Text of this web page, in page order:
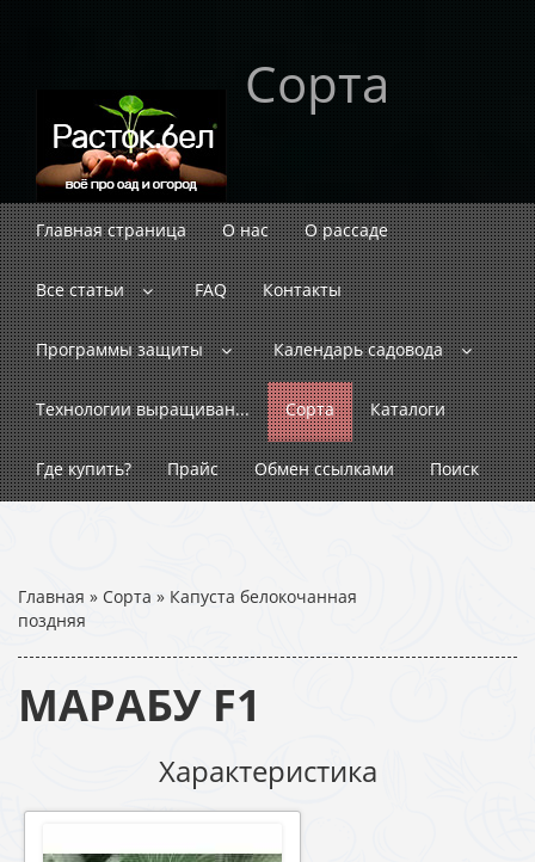
Сорта
Главная страница О нас О рассаде
Все статьи FAQ Контакты
Программы защиты Календарь садовода
Технологии выращиван... Сорта Каталоги
Где купить? Прайс Обмен ссылками Поиск
Главная » Сорта » Капуста белокочанная
поздняя
МАРАБУ F1
Характеристика